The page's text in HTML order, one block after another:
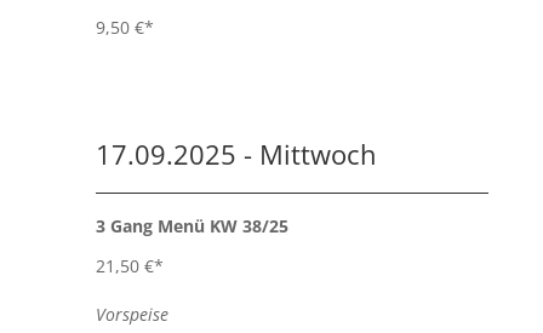
9,50 €*
17.09.2025 - Mittwoch
3 Gang Menü KW 38/25
21,50 €*
Vorspeise